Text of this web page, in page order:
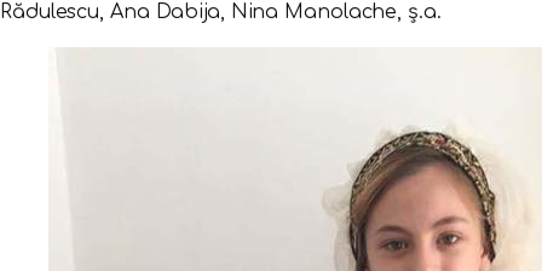
Rădulescu, Ana Dabija, Nina Manolache, ş.a.